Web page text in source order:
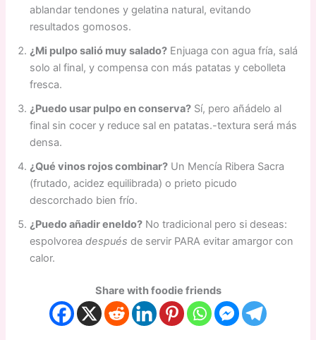
ablandar tendones y gelatina natural, evitando
resultados gomosos.
¿Mi pulpo salió muy salado? Enjuaga con agua fría, salá
solo al final, y compensa con más patatas y cebolleta
fresca.
¿Puedo usar pulpo en conserva? Sí, pero añádelo al
final sin cocer y reduce sal en patatas.-textura será más
densa.
¿Qué vinos rojos combinar? Un Mencía Ribera Sacra
(frutado, acidez equilibrada) o prieto picudo
descorchado bien frío.
¿Puedo añadir eneldo? No tradicional pero si deseas:
espolvoreadespués de servir PARA evitar amargor con
calor.
Share with foodie friends